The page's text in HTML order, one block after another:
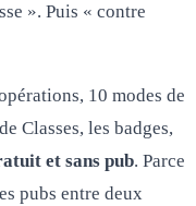
». Puis « contre
10 modes de
Classes, les badges,
et sans pub. Parce
pubs entre deux